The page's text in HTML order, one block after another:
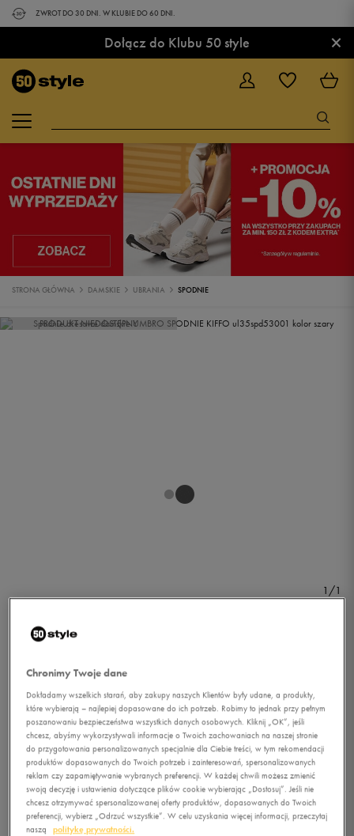
ZWROT DO 30 DNI. W KLUBIE DO 60 DNI.
Dołącz do Klubu 50 style ×
STRONA GŁÓWNA DAMSKIE UBRANIA SPODNIE
PRODUKT NIEDOSTĘPNY
1/1
UMBRO SPODNIE KIFFO
0.0(0)
39,99zł z Vat
+ 200 PKT WKLUBIE 50 STYLE
Chronimy Twoje dane
Dokładamy wszelkich starań, aby zakupy naszych Klientów były udane, a produkty,
które wybierają – najlepiej dopasowane do ich potrzeb. Robimy to jednak przy pełnym
poszanowaniu bezpieczeństwa wszystkich danych osobowych. Kliknij „OK”, jeśli
chcesz, abyśmy wykorzystywali informacje o Twoich zachowaniach na naszej stronie
do przygotowania personalizowanych specjalnie dla Ciebie treści, w tym rekomendacji
produktów dopasowanych do Twoich potrzeb i zainteresowań, spersonalizowanych
reklam czy zapamiętywanie wybranych preferencji. W każdej chwili możesz zmienić
swoją decyzję i ustawienia dotyczące plików cookie wybierając „Dostosuj”. Jeśli nie
chcesz otrzymywać spersonalizowanej oferty produktów, dopasowanych do Twoich
preferencji, wybierz „Odrzuć wszystkie”. W celu uzyskania więcej informacji, przeczytaj
naszą
politykę prywatności.